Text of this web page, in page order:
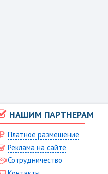
НАШИМ ПАРТНЕРАМ
Платное размещение
Реклама на сайте
Сотрудничество